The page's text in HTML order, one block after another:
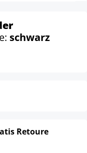
schwarz
Retoure